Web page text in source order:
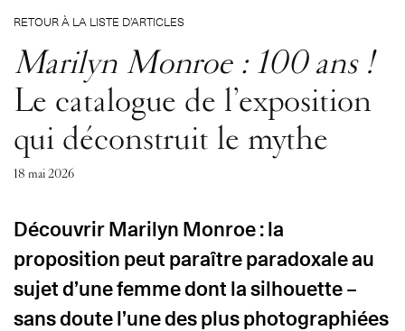
RETOUR À LA LISTE D’ARTICLES
Marilyn Monroe : 100 ans !
Le catalogue de l’exposition
qui déconstruit le mythe
18 mai 2026
Découvrir Marilyn Monroe : la
proposition peut paraître paradoxale au
sujet d’une femme dont la silhouette –
sans doute l’une des plus photographiées